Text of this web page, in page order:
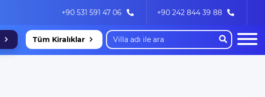
+90 242 844 39 88
+90 531 591 47 06
Tüm Kiralıklar